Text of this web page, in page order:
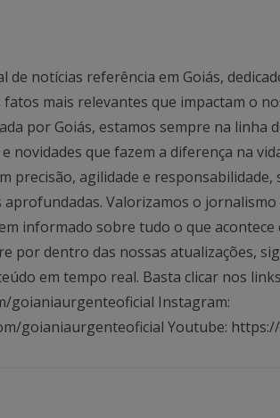
de notícias referência em Goiás,
mais relevantes que impactam o
por Goiás, estamos sempre na linha
novidades que fazem a diferença na
precisão, agilidade e
Valorizamos o
informado sobre tudo o que acontece
por dentro das nossas atualizações,
em tempo real. Basta clicar nos
goianiaurgenteoficial Instagram:
goianiaurgenteoficial Youtube: